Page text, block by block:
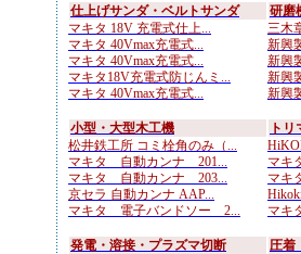
仕上げサンダ・ベルトサンダ
マキタ 18V 充電式仕上...
マキタ 40Vmax充電式...
マキタ 40Vmax充電式...
マキタ18V充電式防じんミ...
マキタ 40Vmax充電式...
研磨
三木
新興
新興
新興
新興
小型・大型木工機
松井鉄工所 コミ栓角のみ（...
マキタ 自動カンナ 201...
マキタ 自動カンナ 203...
京セラ 自動カンナ AAP...
マキタ 電子バンドソー 2...
ト
マキ
マキ
マキ
発電・溶接・プラズマ切断
圧着